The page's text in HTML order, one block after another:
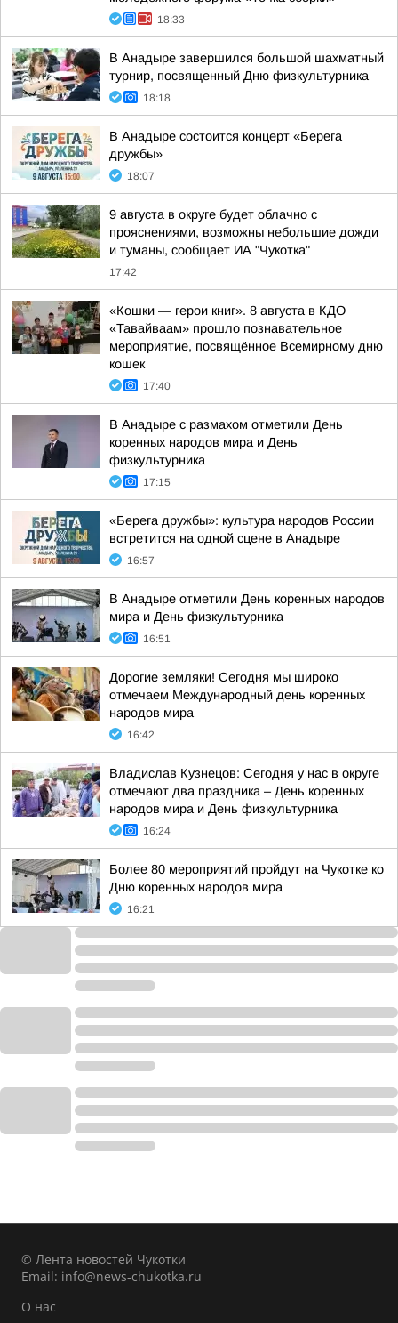
18:33
В Анадыре завершился большой шахматный
турнир, посвященный Дню физкультурника
18:18
В Анадыре состоится концерт «Берега
дружбы»
18:07
9 августа в округе будет облачно с
прояснениями, возможны небольшие дожди
и туманы, сообщает ИА "Чукотка"
17:42
«Кошки — герои книг». 8 августа в КДО
«Тавайваам» прошло познавательное
мероприятие, посвящённое Всемирному дню
кошек
17:40
В Анадыре с размахом отметили День
коренных народов мира и День
физкультурника
17:15
«Берега дружбы»: культура народов России
встретится на одной сцене в Анадыре
16:57
В Анадыре отметили День коренных народов
мира и День физкультурника
16:51
Дорогие земляки! Сегодня мы широко
отмечаем Международный день коренных
народов мира
16:42
Владислав Кузнецов: Сегодня у нас в округе
отмечают два праздника – День коренных
народов мира и День физкультурника
16:24
Более 80 мероприятий пройдут на Чукотке ко
Дню коренных народов мира
16:21
© Лента новостей Чукотки
Email: info@news-chukotka.ru
О нас